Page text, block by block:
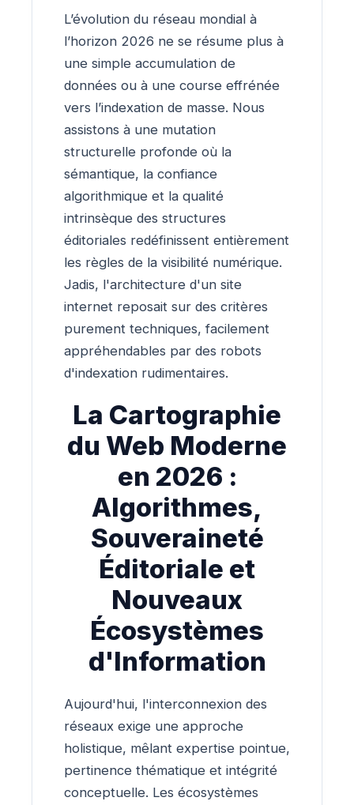
L’évolution du réseau mondial à
l’horizon 2026 ne se résume plus à
une simple accumulation de
données ou à une course effrénée
vers l’indexation de masse. Nous
assistons à une mutation
structurelle profonde où la
sémantique, la confiance
algorithmique et la qualité
intrinsèque des structures
éditoriales redéfinissent entièrement
les règles de la visibilité numérique.
Jadis, l'architecture d'un site
internet reposait sur des critères
purement techniques, facilement
appréhendables par des robots
d'indexation rudimentaires.
La Cartographie
du Web Moderne
en 2026 :
Algorithmes,
Souveraineté
Éditoriale et
Nouveaux
Écosystèmes
d'Information
Aujourd'hui, l'interconnexion des
réseaux exige une approche
holistique, mêlant expertise pointue,
pertinence thématique et intégrité
conceptuelle. Les écosystèmes